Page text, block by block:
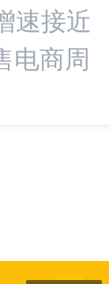
速接近
电商周